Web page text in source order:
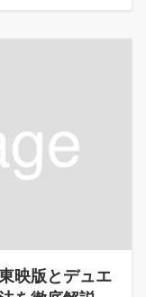
映版とデュエ